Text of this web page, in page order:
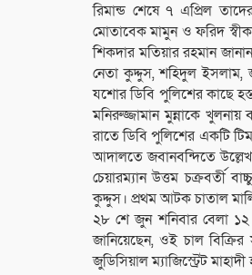
রিমান্ড শেষে ৭ এপ্রিল
মোতাবেক মামুন ও ফরিদ
শিকদার মতিয়ার রহমান
নেতা কুদ্দুস, শহিদুল
যশোর ডিবি পুলিশের কাছে
মনিরুজ্জামান মুন্নাকে
রাতে ডিবি পুলিশের একটি
আদালতে জবানবন্দিতে
চেয়ারম্যান উত্তম চক্রবর্তী
কুদ্দুস। প্রথম আটক চাতাল
২৮ শে জুন শনিবার বেলা
জানিয়েছেন, ওই চাল
জুডিসিয়াল ম্যাজিস্ট্রেট